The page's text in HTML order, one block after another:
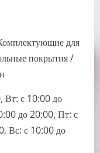
для
покрытия /
Вт: с 10:00 до
до 20:00, Пт: с
Вс: с 10:00 до